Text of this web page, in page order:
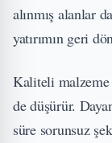
alınmış alanlar
yatırımın geri
Kaliteli malzeme
de düşürür.
süre sorunsuz